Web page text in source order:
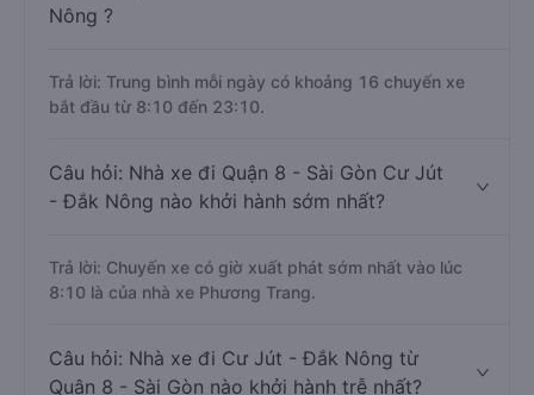
Nông ?
Trả lời: Trung bình mỗi ngày có khoảng 16 chuyến xe
bắt đầu từ 8:10 đến 23:10.
Câu hỏi: Nhà xe đi Quận 8 - Sài Gòn Cư Jút
- Đắk Nông nào khởi hành sớm nhất?
Trả lời: Chuyến xe có giờ xuất phát sớm nhất vào lúc
8:10 là của nhà xe Phương Trang.
Câu hỏi: Nhà xe đi Cư Jút - Đắk Nông từ
Quận 8 - Sài Gòn nào khởi hành trễ nhất?